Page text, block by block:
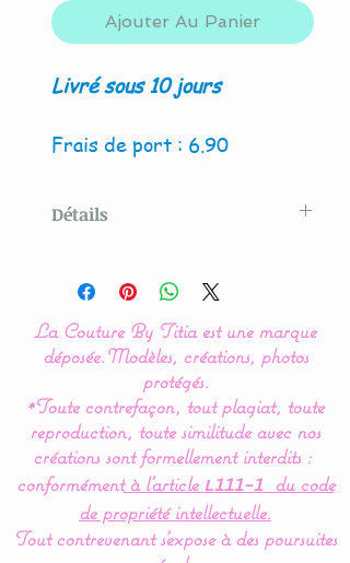
Ajouter Au Panier
Livré sous 10 jours
Frais de port : 6.90
Détails
By Titia
Lot de 2 panières, pochons
ou corbeilles de
rangement.
Disponible en 2 versions :
ronde ou carrée.
Très pratique, pour ranger
La Couture By Titia est une marque
déposée.Modèles, créations, photos
protégés.
*Toute contrefaçon, tout plagiat, toute
reproduction, toute similitude avec nos
créations sont formellement interdits :
conformémentà l’article L111-1
du code
de propriété intellectuelle.
Tout contrevenant s'expose à des poursuites